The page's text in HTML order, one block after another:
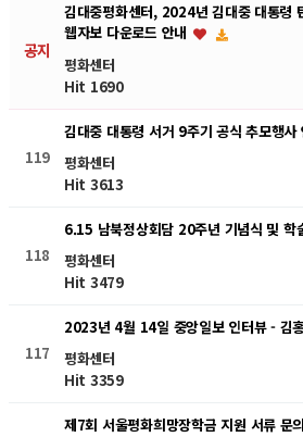
공지
김대중평화센터, 2024년 김대중 대통령
웹자보 다운로드 안내
평화센터
Hit 1690
119
김대중 대통령 서거 9주기 공식 추모행사
평화센터
Hit 3613
118
6.15 남북정상회담 20주년 기념식 및 학
평화센터
Hit 3479
117
2023년 4월 14일 중앙일보 인터뷰 - 김
평화센터
Hit 3359
제7회 서울평화희망장학금 지원 서류 문